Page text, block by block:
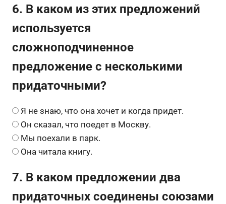
6. В каком из этих предложений
используется
сложноподчиненное
предложение с несколькими
придаточными?
Я не знаю, что она хочет и когда придет.
Он сказал, что поедет в Москву.
Мы поехали в парк.
Она читала книгу.
7. В каком предложении два
придаточных соединены союзами